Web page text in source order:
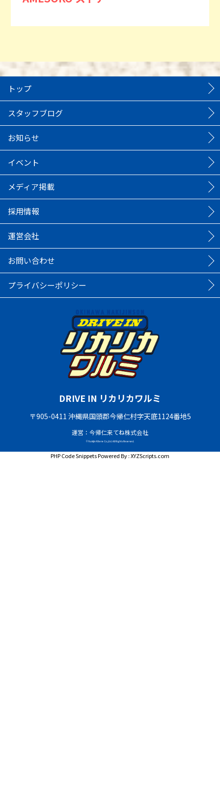
トップ
スタッフブログ
お知らせ
イベント
メディア掲載
採用情報
運営会社
お問い合わせ
プライバシーポリシー
DRIVE IN リカリカワルミ
〒905-0411 沖縄県国頭郡今帰仁村字天底1124番地5
運営：今帰仁来てね株式会社
© Nakijin Kitene Co.,Ltd. All Rights Reserved.
PHP Code SnippetsPowered By :XYZScripts.com